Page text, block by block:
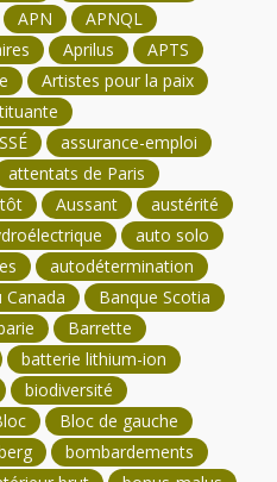
APN
APNQL
Aprilus
APTS
Artistes pour la paix
assurance-emploi
attentats de Paris
Aussant
austérité
auto solo
autodétermination
Canada
Banque Scotia
Barrette
batterie lithium-ion
biodiversité
Bloc de gauche
bombardements